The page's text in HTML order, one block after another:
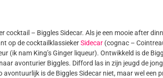
cocktail – Biggles Sidecar. Als je een mooie after
op de cocktailklassiekerSidecar (cognac –
(ik nam King’s Ginger liqueur). Ontwikkeld is de
avonturier Biggles. Difford las in zijn jeugd de
avontuurlijk is de Biggles Sidecar niet, maar wel een